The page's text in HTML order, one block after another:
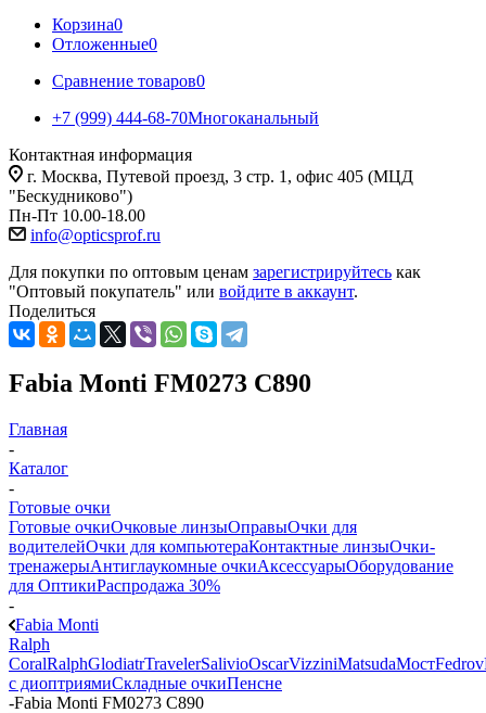
Корзина0
Отложенные0
Сравнение товаров0
+7 (999) 444-68-70Многоканальный
Контактная информация
г. Москва, Путевой проезд, 3 стр. 1, офис 405 (МЦД
"Бескудниково")
Пн-Пт 10.00-18.00
info@opticsprof.ru
Для покупки по оптовым ценам зарегистрируйтесь как
"Оптовый покупатель" или войдите в аккаунт.
Поделиться
Fabia Monti FM0273 C890
Главная
-
Каталог
-
Готовые очки
Готовые очкиОчковые линзыОправыОчки для
водителейОчки для компьютераКонтактные линзыОчки-
тренажерыАнтиглаукомные очкиАксессуарыОборудование
для ОптикиРаспродажа 30%
-
Fabia Monti
Ralph
CoralRalphGlodiatrTravelerSalivioOscarVizziniMatsudaМостFedrov
с диоптриямиСкладные очкиПенсне
-Fabia Monti FM0273 C890